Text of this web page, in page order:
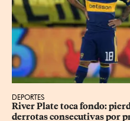
DEPORTES
River Plate toca fondo:
derrotas consecutivas por